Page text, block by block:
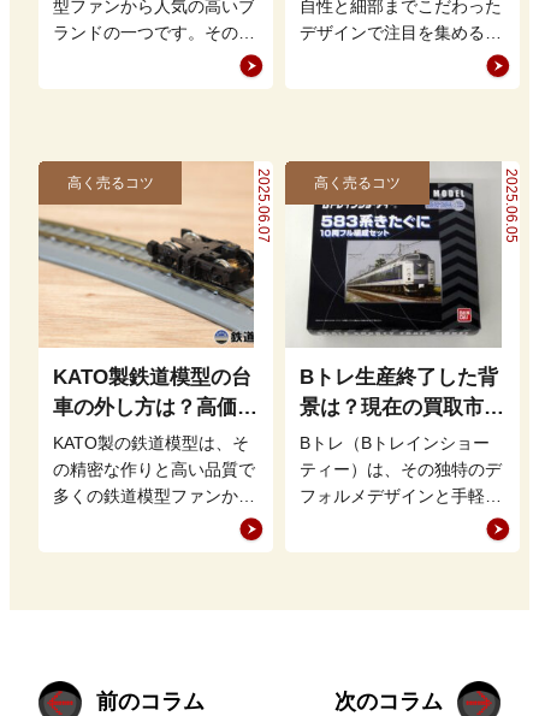
型ファンから人気の高いブ
ランドの一つです。その精
密なデザインや幅広いライ
ンナップは、初心者からコ
自性と細部までこだわった
デザインで注目を集める
「グリーンマックス」。他
のメーカーと比べて価格が
2025.06.07
高く売るコツ
KATO製鉄道模型の台
車の外し方は？高価買
取につながるメンテナ
ンス方法
KATO製の鉄道模型は、そ
の精密な作りと高い品質で
多くの鉄道模型ファンから
支持を集めています。 し
かし、中には台車の外し方
2025.06.05
高く売るコツ
Bトレ生産終了した背
景は？現在の買取市場
での評価や高値で売る
ポイント
Bトレ（Bトレインショー
ティー）は、その独特のデ
フォルメデザインと手軽に
楽しめる組み立て式という
点に特徴があり、多くの鉄
前のコラム 次のコラム